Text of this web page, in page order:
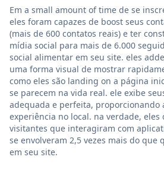
Em a small amount of time de se
eles foram capazes de boost seus
(mais de 600 contatos reais) e ter
mídia social para mais de 6.000
social alimentar em seu site. eles
uma forma visual de mostrar
como eles são landing on a página
se parecem na vida real. ele exibe
adequada e perfeita, proporcionando
experiência no local. na verdade, eles
visitantes que interagiram com
se envolveram 2,5 vezes mais do que
em seu site.